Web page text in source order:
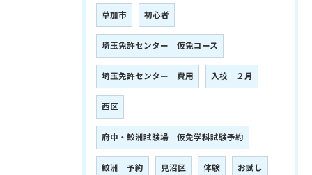
草加市 初心者
埼玉免許センター 仮免コース
埼玉免許センター 費用 入校 ２月
西区
府中・鮫洲試験場 仮免学科試験予約
鮫洲 予約 見沼区 体験 お試し